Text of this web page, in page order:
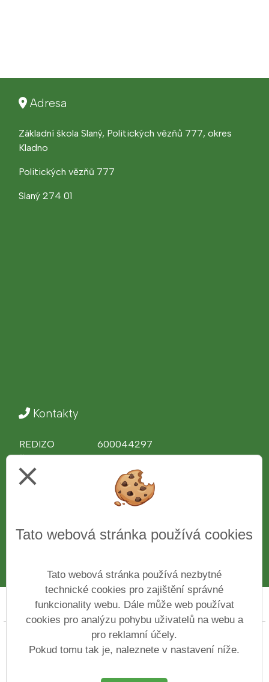
Adresa
Základní škola Slaný, Politických vězňů 777, okres
Kladno
Politických vězňů 777
Slaný 274 01
Kontakty
REDIZO
600044297
Telefon
312 510 081
43776761
www.zshajeslany.cz
E-mail
1zsslany.haje@zshajeslany.cz
Číslo účtu
27-7171100227/0100
Prohlášení o přístupnosti Mapa webu Cookies
Copyright © 2022 - 2023 Základní škola ve Slaném Na
Hájích &
Vitalex Group - Tvorba školních
close
Tato webová stránka používá cookies
Tato webová stránka používá nezbytné
technické cookies pro zajištění správné
funkcionality webu. Dále může web používat
cookies pro analýzu pohybu uživatelů na webu a
pro reklamní účely.
Pokud tomu tak je, naleznete v nastavení níže.